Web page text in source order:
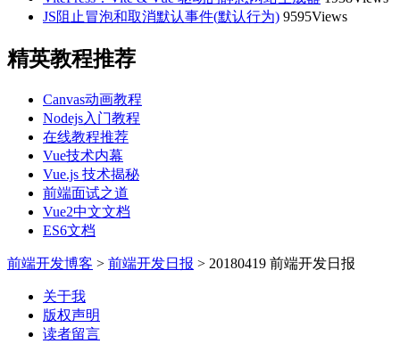
JS阻止冒泡和取消默认事件(默认行为) 9595Views
精英教程推荐
Canvas动画教程
Nodejs入门教程
在线教程推荐
Vue技术内幕
Vue.js 技术揭秘
前端面试之道
Vue2中文文档
ES6文档
前端开发博客 > 前端开发日报 > 20180419 前端开发日报
关于我
版权声明
读者留言